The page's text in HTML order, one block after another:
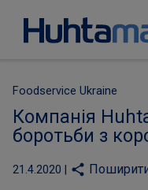
Foodservice Ukraine
Компанія
боротьби з
21.4.2020 | share